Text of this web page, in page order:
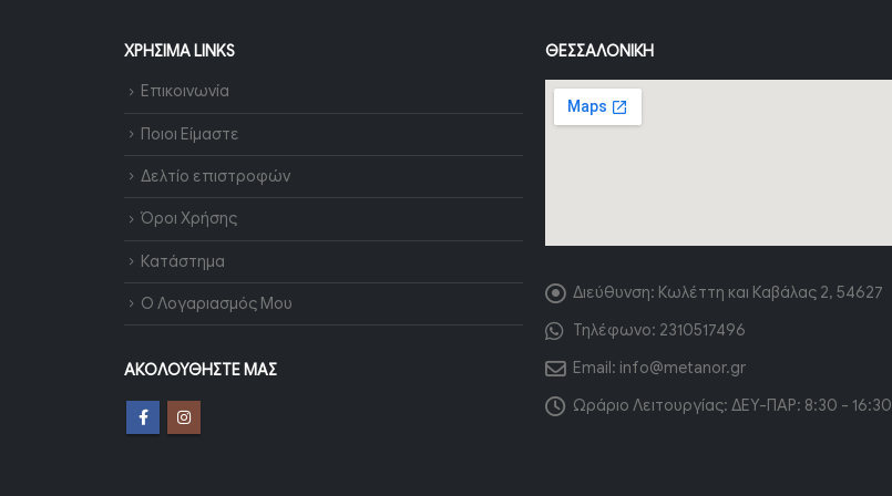
ΧΡΉΣΙΜΑ LINKS
Επικοινωνία
Ποιοι Είμαστε
Δελτίο επιστροφών
Όροι Χρήσης
Κατάστημα
Ο Λογαριασμός Μου
ΑΚΟΛΟΥΘΉΣΤΕ ΜΑΣ
ΘΕΣΣΑΛΟΝΊΚΗ
Διεύθυνση: Κωλέττη και Καβάλας 2, 54627
Τηλέφωνο: 2310517496
Email: info@metanor.gr
Ωράριο Λειτουργίας: ΔΕΥ-ΠΑΡ: 8:30 - 16:30